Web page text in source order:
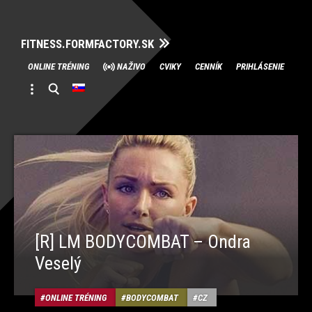
FITNESS.FORMFACTORY.SK
Skip
to
content
ONLINE TRÉNING NAŽIVO CVIKY CENNÍK PRIHLÁSENIE
[R] LM BODYCOMBAT – Ondra
Veselý
ONLINE TRÉNING BODYCOMBAT CZ